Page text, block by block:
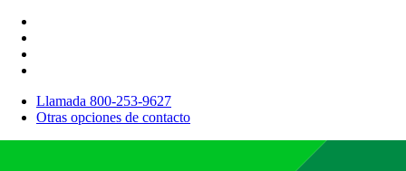
Llamada 800-253-9627
Otras opciones de contacto